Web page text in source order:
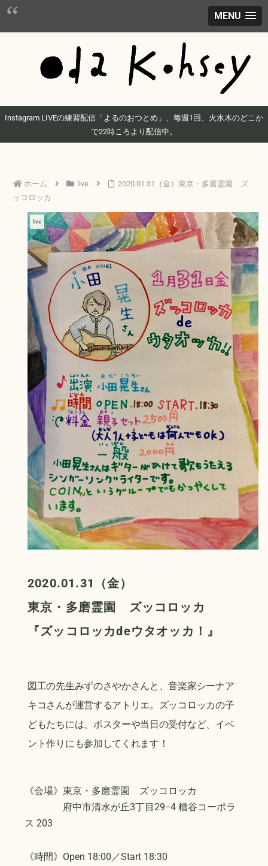
MENU
Instagram LIVEの練習配信「よるのおつとめ」、毎週1回、火水木のどこか
で22時ころより配信中。
ホーム live
2020.01.31（金）東京・多磨霊園 ズ
ッコロッカ
live
2020.01.31（金）
東京・多磨霊園 ズッコロッカ
『ズッコロッカdeウタオッカ！』
図工の先生みずのさやかさんと、音楽家シーナア
キコさんが運営するアトリエ。ズッコロッカの子
どもたちには、ポスターや当日の受付など、イベ
ント作りにも参加してくれます！
《会場》東京・多磨霊園 ズッコロッカ
府中市清水が丘3丁目29−4 糟谷コーポラ
ス 203
《時間》Open 18:00／Start 18:30